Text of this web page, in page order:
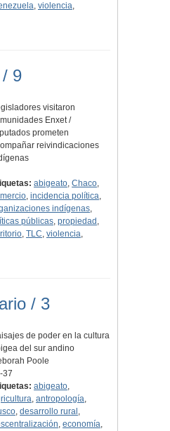
, violencia,
9
visitaron
Enxet /
prometen
reivindicaciones
abigeato,Chaco,
,incidencia política,
indígenas,
públicas, propiedad ,
, TLC, violencia,
/ 3
de poder en la cultura
del sur andino
Poole
37
abigeato,
,antropología,
,desarrollo rural ,
,economía,